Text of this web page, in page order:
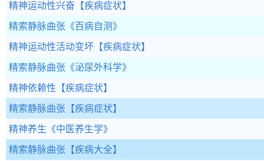
精神运动性兴奋 【疾病症状】
精索静脉曲张 《百病自测》
精神运动性活动变坏 【疾病症状】
精索静脉曲张 《泌尿外科学》
精神依赖性 【疾病症状】
精索静脉曲张 【疾病症状】
精神养生 《中医养生学》
精索静脉曲张 【疾病大全】